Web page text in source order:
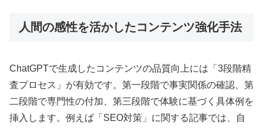
人間の感性を活かしたコンテンツ強化手法
ChatGPTで生成したコンテンツの品質向上には「3段階精
査プロセス」が有効です。第一段階で事実関係の確認、第
二段階で専門性の付加、第三段階で体験に基づく具体例を
挿入します。例えば「SEO対策」に関する記事では、自